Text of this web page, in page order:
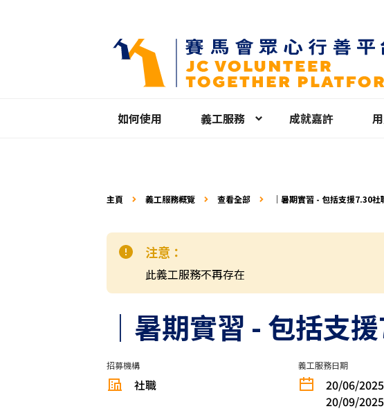
如何使用 義工服務 成就嘉許
主頁 義工服務概覽 查看全部 ｜暑期實習 - 包括支援7.30
注意：
此義工服務不再存在
｜暑期實習 - 包括支
招募機構
社職
義工服務日期
20/06/
20/09/2025